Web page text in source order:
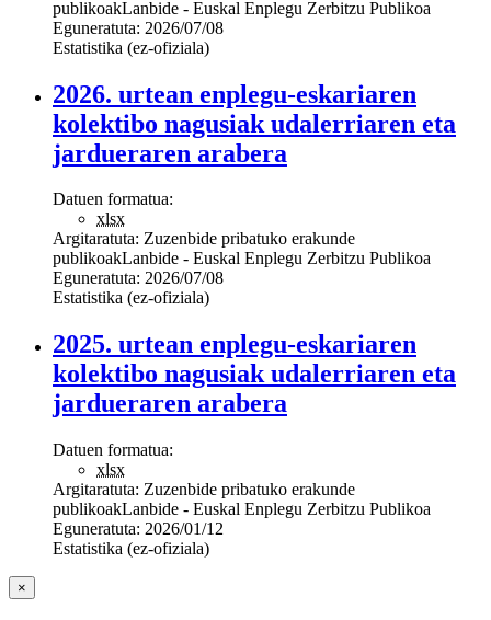
publikoakLanbide - Euskal Enplegu Zerbitzu Publikoa
Eguneratuta: 2026/07/08
Estatistika (ez-ofiziala)
2026. urtean enplegu-eskariaren
kolektibo nagusiak udalerriaren eta
jardueraren arabera
Datuen formatua:
xlsx
Argitaratuta: Zuzenbide pribatuko erakunde
publikoakLanbide - Euskal Enplegu Zerbitzu Publikoa
Eguneratuta: 2026/07/08
Estatistika (ez-ofiziala)
2025. urtean enplegu-eskariaren
kolektibo nagusiak udalerriaren eta
jardueraren arabera
Datuen formatua:
xlsx
Argitaratuta: Zuzenbide pribatuko erakunde
publikoakLanbide - Euskal Enplegu Zerbitzu Publikoa
Eguneratuta: 2026/01/12
Estatistika (ez-ofiziala)
×